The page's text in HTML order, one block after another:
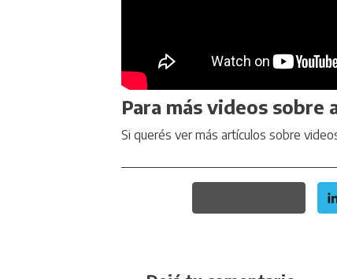
Para más videos
Si querés ver más artículos sobre